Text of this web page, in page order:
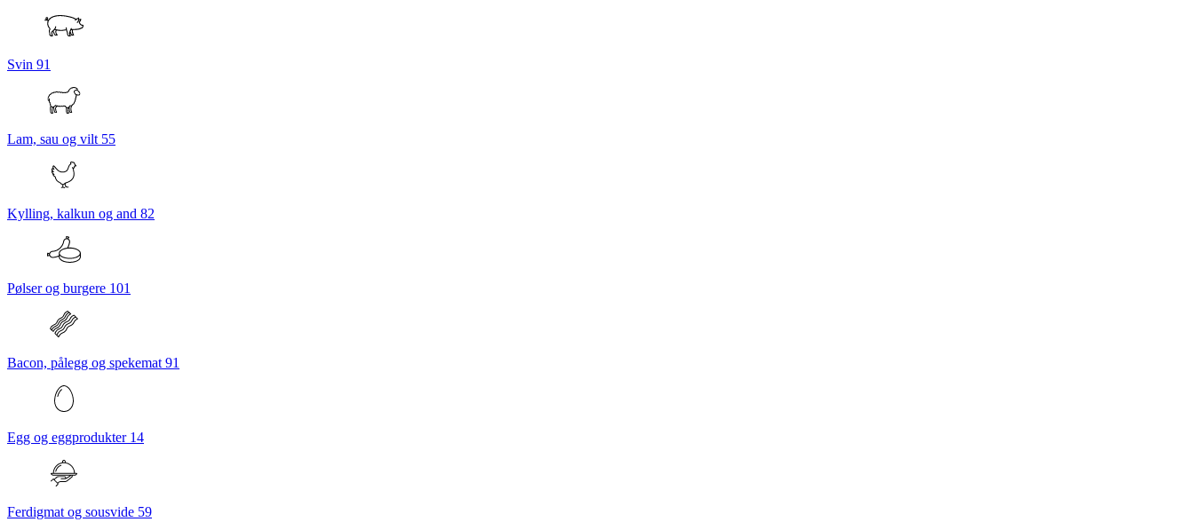
Svin 91
Lam, sau og vilt 55
Kylling, kalkun og and 82
Pølser og burgere 101
Bacon, pålegg og spekemat 91
Egg og eggprodukter 14
Ferdigmat og sousvide 59